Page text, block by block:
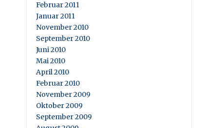
Februar 2011
Januar 2011
November 2010
September 2010
Juni 2010
Mai 2010
April 2010
Februar 2010
November 2009
Oktober 2009
September 2009